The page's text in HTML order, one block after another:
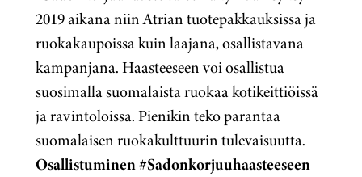
2019 aikana niin Atrian tuotepakkauksissa ja
ruokakaupoissa kuin laajana, osallistavana
kampanjana. Haasteeseen voi osallistua
suosimalla suomalaista ruokaa kotikeittiöissä
ja ravintoloissa. Pienikin teko parantaa
suomalaisen ruokakulttuurin tulevaisuutta.
Osallistuminen #Sadonkorjuuhaasteeseen